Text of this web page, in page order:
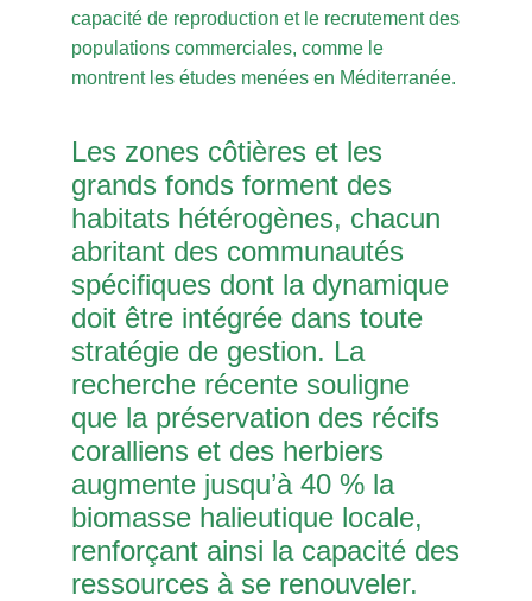
capacité de reproduction et le recrutement des
populations commerciales, comme le
montrent les études menées en Méditerranée.
Les zones côtières et les
grands fonds forment des
habitats hétérogènes, chacun
abritant des communautés
spécifiques dont la dynamique
doit être intégrée dans toute
stratégie de gestion. La
recherche récente souligne
que la préservation des récifs
coralliens et des herbiers
augmente jusqu’à 40 % la
biomasse halieutique locale,
renforçant ainsi la capacité des
ressources à se renouveler.